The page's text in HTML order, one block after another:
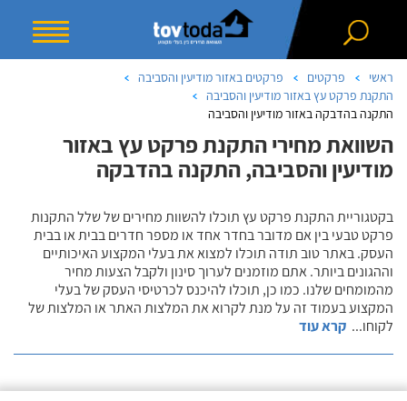
ראשי פרקטים
פרקטים באזור מודיעין והסביבה
התקנת פרקט עץ באזור מודיעין והסביבה
התקנה בהדבקה באזור מודיעין והסביבה
השוואת מחירי התקנת פרקט עץ באזור
מודיעין והסביבה, התקנה בהדבקה
בקטגוריית התקנת פרקט עץ תוכלו להשוות מחירים של שלל התקנות
פרקט טבעי בין אם מדובר בחדר אחד או מספר חדרים בבית או בבית
העסק. באתר טוב תודה תוכלו למצוא את בעלי המקצוע האיכותיים
וההגונים ביותר. אתם מוזמנים לערוך סינון ולקבל הצעות מחיר
מהמומחים שלנו. כמו כן, תוכלו להיכנס לכרטיסי העסק של בעלי
המקצוע בעמוד זה על מנת לקרוא את המלצות האתר או המלצות של
לקוחו... קרא עוד